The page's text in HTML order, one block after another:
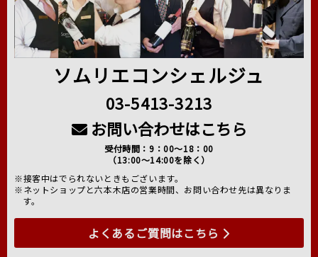
ソムリエコンシェルジュ
03-5413-3213
お問い合わせはこちら
受付時間：9：00～18：00
（13:00～14:00を除く）
※接客中はでられないときもございます。
※ネットショップと六本木店の営業時間、お問い合わせ先は異なりま
す。
よくあるご質問はこちら